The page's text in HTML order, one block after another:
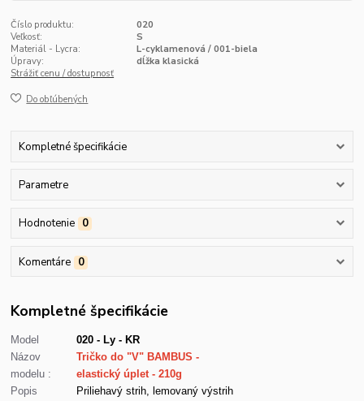
Číslo produktu:
020
Veľkosť:
S
Materiál - Lycra:
L-cyklamenová / 001-biela
Úpravy:
dĺžka klasická
Strážiť cenu / dostupnosť
Do obľúbených
Kompletné špecifikácie
Parametre
Hodnotenie 0
Komentáre 0
Kompletné špecifikácie
Model
020 - Ly - KR
Názov
modelu :
Tričko do "V" BAMBUS -
elastický úplet - 210g
Popis
Priliehavý strih, lemovaný výstrih